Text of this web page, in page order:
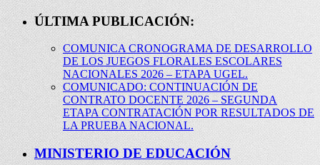
ÚLTIMA PUBLICACIÓN:
COMUNICA CRONOGRAMA DE DESARROLLO
DE LOS JUEGOS FLORALES ESCOLARES
NACIONALES 2026 – ETAPA UGEL.
COMUNICADO: CONTINUACIÓN DE
CONTRATO DOCENTE 2026 – SEGUNDA
ETAPA CONTRATACIÓN POR RESULTADOS DE
LA PRUEBA NACIONAL.
MINISTERIO DE EDUCACIÓN